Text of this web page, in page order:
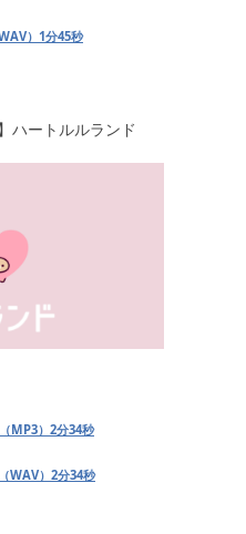
） 1分45秒
ハートルルランド
MP3）2分34秒
WAV）2分34秒